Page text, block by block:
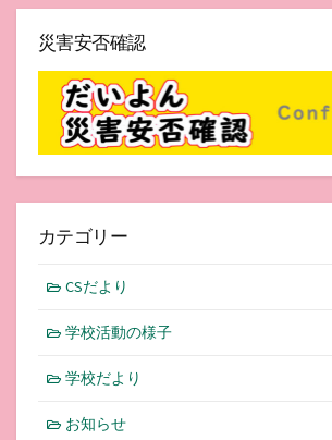
災害安否確認
カテゴリー
CSだより
学校活動の様子
学校だより
お知らせ